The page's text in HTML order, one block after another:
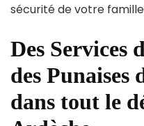
sécurité de votre
Des Services
des
dans tout le